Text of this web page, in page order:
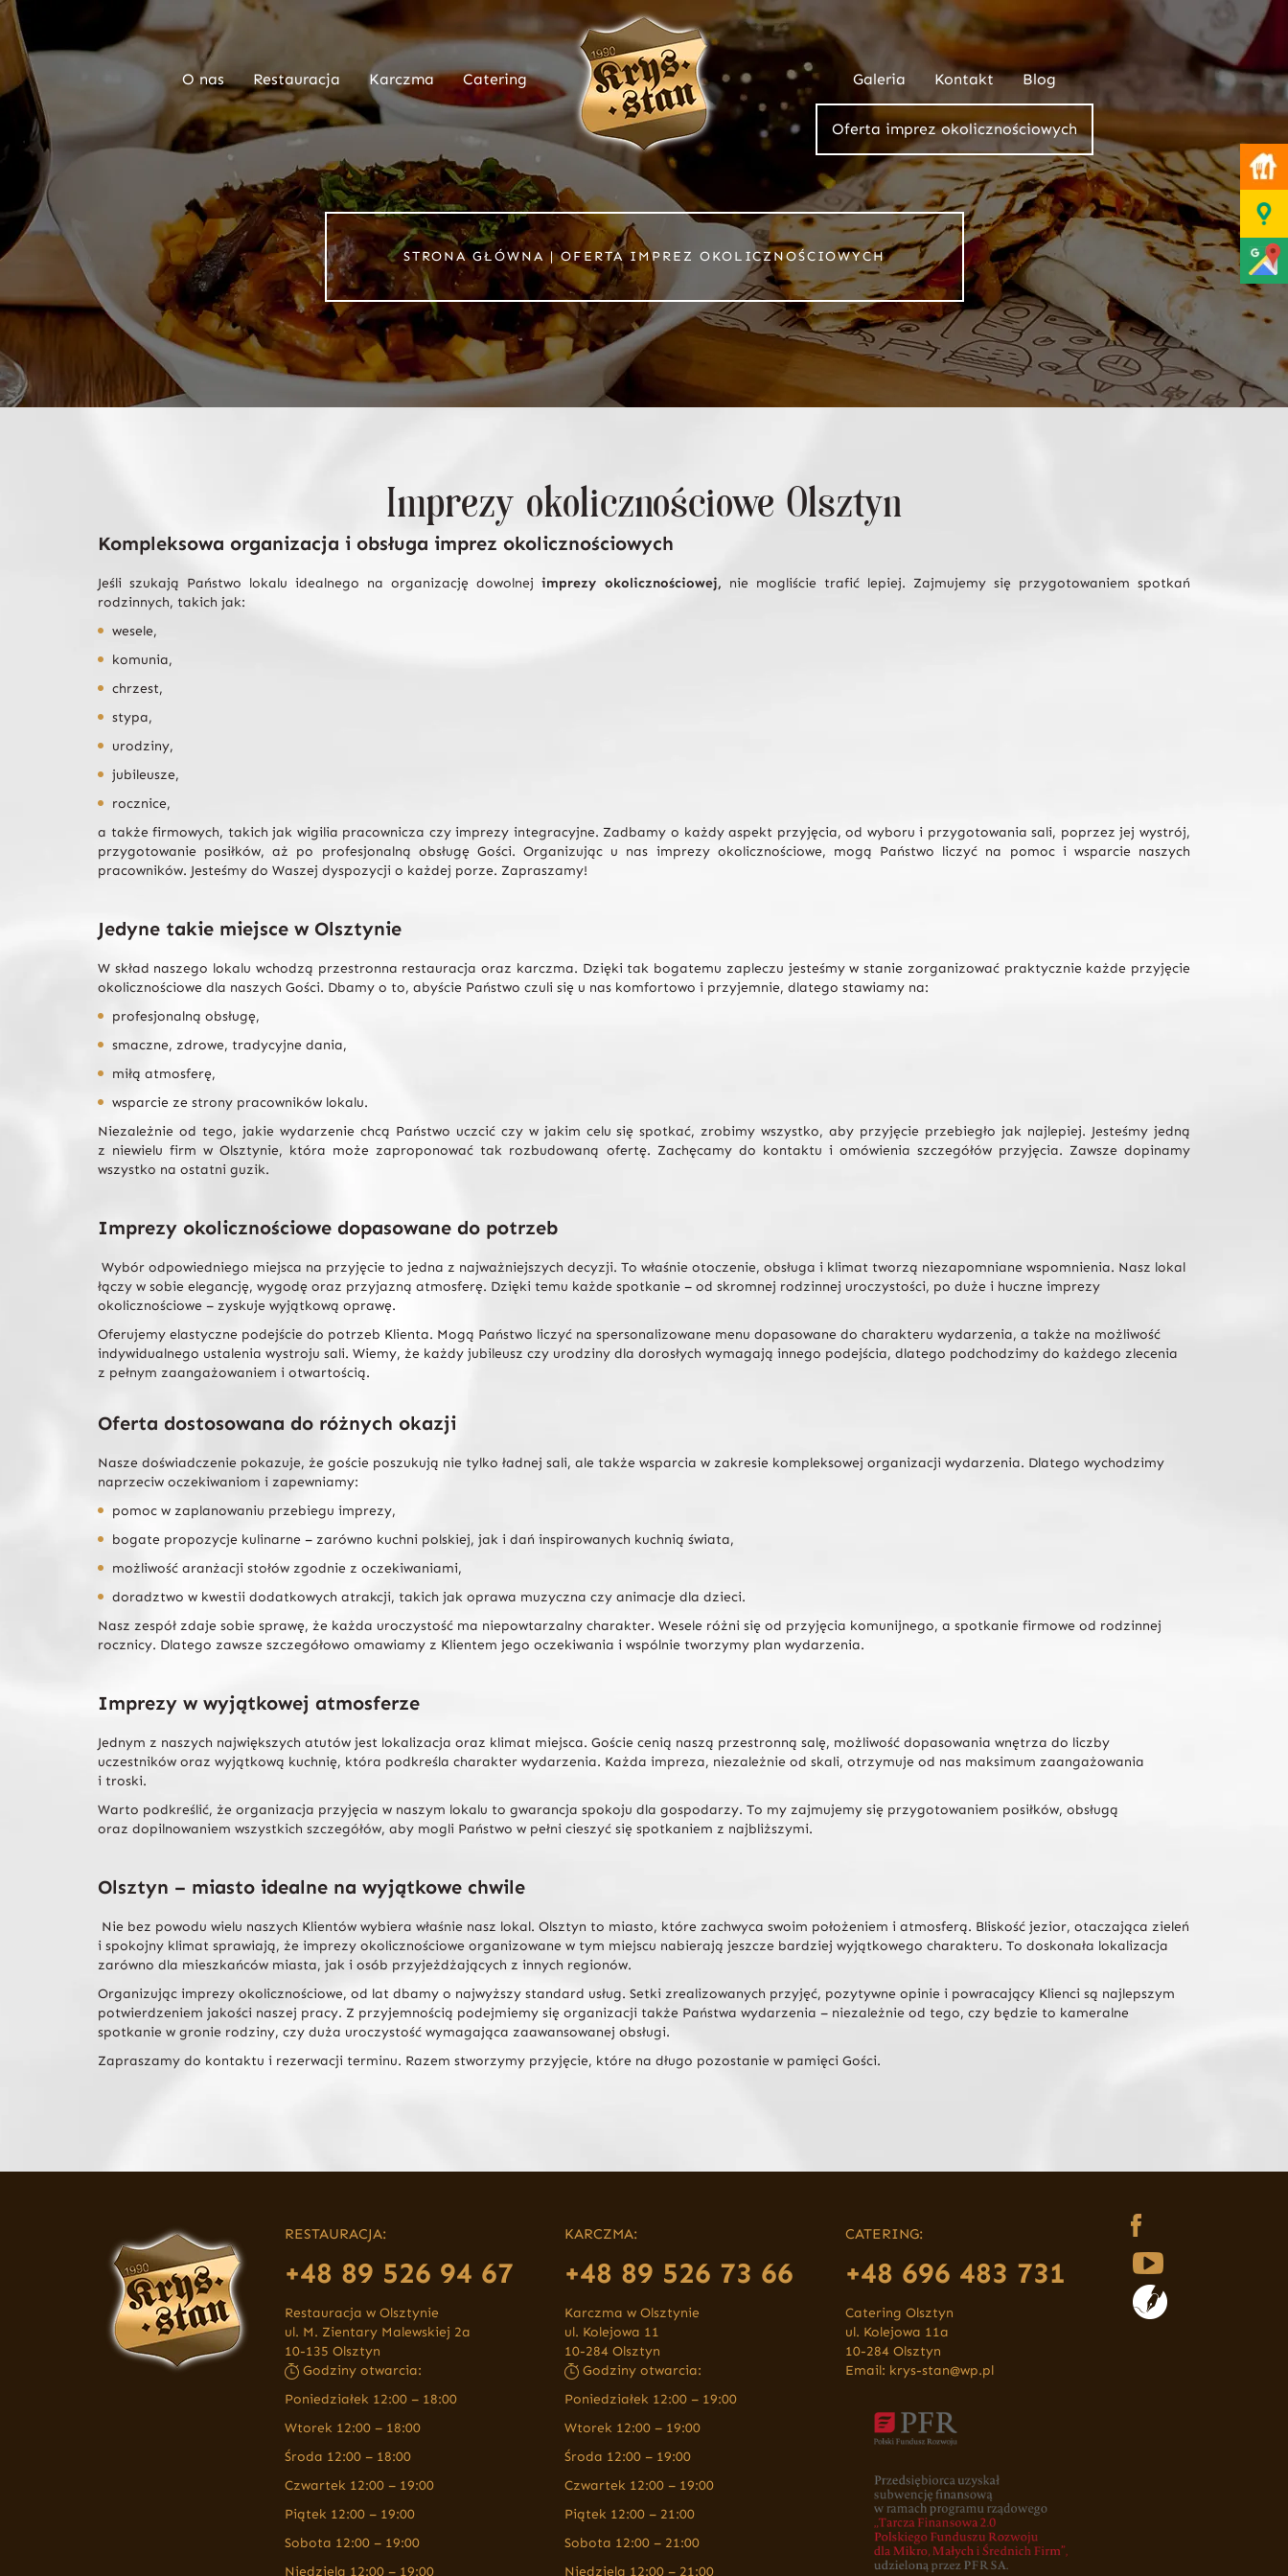
O nas Restauracja Karczma Catering Galeria Kontakt Blog
Oferta imprez okolicznościowych
STRONA GŁÓWNA |OFERTA IMPREZ OKOLICZNOŚCIOWYCH
Imprezy okolicznościowe Olsztyn
Kompleksowa organizacja i obsługa imprez okolicznościowych
Jeśli szukają Państwo lokalu idealnego na organizację dowolnejimprezy okolicznościowej, nie mogliście trafić lepiej. Zajmujemy się przygotowaniem spotkań
rodzinnych, takich jak:
wesele,
komunia,
chrzest,
stypa,
urodziny,
jubileusze,
rocznice,
a także firmowych, takich jak wigilia pracownicza czy imprezy integracyjne. Zadbamy o każdy aspekt przyjęcia, od wyboru i przygotowania sali, poprzez jej wystrój,
przygotowanie posiłków, aż po profesjonalną obsługę Gości. Organizując u nas imprezy okolicznościowe, mogą Państwo liczyć na pomoc i wsparcie naszych
pracowników. Jesteśmy do Waszej dyspozycji o każdej porze. Zapraszamy!
Jedyne takie miejsce w Olsztynie
W skład naszego lokalu wchodzą przestronna restauracja oraz karczma. Dzięki tak bogatemu zapleczu jesteśmy w stanie zorganizować praktycznie każde przyjęcie
okolicznościowe dla naszych Gości. Dbamy o to, abyście Państwo czuli się u nas komfortowo i przyjemnie, dlatego stawiamy na:
profesjonalną obsługę,
smaczne, zdrowe, tradycyjne dania,
miłą atmosferę,
wsparcie ze strony pracowników lokalu.
Niezależnie od tego, jakie wydarzenie chcą Państwo uczcić czy w jakim celu się spotkać, zrobimy wszystko, aby przyjęcie przebiegło jak najlepiej. Jesteśmy jedną
z niewielu firm w Olsztynie, która może zaproponować tak rozbudowaną ofertę. Zachęcamy do kontaktu i omówienia szczegółów przyjęcia. Zawsze dopinamy
wszystko na ostatni guzik.
Imprezy okolicznościowe dopasowane do potrzeb
Wybór odpowiedniego miejsca na przyjęcie to jedna z najważniejszych decyzji. To właśnie otoczenie, obsługa i klimat tworzą niezapomniane wspomnienia. Nasz lokal
łączy w sobie elegancję, wygodę oraz przyjazną atmosferę. Dzięki temu każde spotkanie – od skromnej rodzinnej uroczystości, po duże i huczne imprezy
okolicznościowe – zyskuje wyjątkową oprawę.
Oferujemy elastyczne podejście do potrzeb Klienta. Mogą Państwo liczyć na spersonalizowane menu dopasowane do charakteru wydarzenia, a także na możliwość
indywidualnego ustalenia wystroju sali. Wiemy, że każdy jubileusz czy urodziny dla dorosłych wymagają innego podejścia, dlatego podchodzimy do każdego zlecenia
z pełnym zaangażowaniem i otwartością.
Oferta dostosowana do różnych okazji
Nasze doświadczenie pokazuje, że goście poszukują nie tylko ładnej sali, ale także wsparcia w zakresie kompleksowej organizacji wydarzenia. Dlatego wychodzimy
naprzeciw oczekiwaniom i zapewniamy:
pomoc w zaplanowaniu przebiegu imprezy,
bogate propozycje kulinarne – zarówno kuchni polskiej, jak i dań inspirowanych kuchnią świata,
możliwość aranżacji stołów zgodnie z oczekiwaniami,
doradztwo w kwestii dodatkowych atrakcji, takich jak oprawa muzyczna czy animacje dla dzieci.
Nasz zespół zdaje sobie sprawę, że każda uroczystość ma niepowtarzalny charakter. Wesele różni się od przyjęcia komunijnego, a spotkanie firmowe od rodzinnej
rocznicy. Dlatego zawsze szczegółowo omawiamy z Klientem jego oczekiwania i wspólnie tworzymy plan wydarzenia.
Imprezy w wyjątkowej atmosferze
Jednym z naszych największych atutów jest lokalizacja oraz klimat miejsca. Goście cenią naszą przestronną salę, możliwość dopasowania wnętrza do liczby
uczestników oraz wyjątkową kuchnię, która podkreśla charakter wydarzenia. Każda impreza, niezależnie od skali, otrzymuje od nas maksimum zaangażowania
i troski.
Warto podkreślić, że organizacja przyjęcia w naszym lokalu to gwarancja spokoju dla gospodarzy. To my zajmujemy się przygotowaniem posiłków, obsługą
oraz dopilnowaniem wszystkich szczegółów, aby mogli Państwo w pełni cieszyć się spotkaniem z najbliższymi.
Olsztyn – miasto idealne na wyjątkowe chwile
Nie bez powodu wielu naszych Klientów wybiera właśnie nasz lokal. Olsztyn to miasto, które zachwyca swoim położeniem i atmosferą. Bliskość jezior, otaczająca zieleń
i spokojny klimat sprawiają, że imprezy okolicznościowe organizowane w tym miejscu nabierają jeszcze bardziej wyjątkowego charakteru. To doskonała lokalizacja
zarówno dla mieszkańców miasta, jak i osób przyjeżdżających z innych regionów.
Organizując imprezy okolicznościowe, od lat dbamy o najwyższy standard usług. Setki zrealizowanych przyjęć, pozytywne opinie i powracający Klienci są najlepszym
potwierdzeniem jakości naszej pracy. Z przyjemnością podejmiemy się organizacji także Państwa wydarzenia – niezależnie od tego, czy będzie to kameralne
spotkanie w gronie rodziny, czy duża uroczystość wymagająca zaawansowanej obsługi.
Zapraszamy do kontaktu i rezerwacji terminu. Razem stworzymy przyjęcie, które na długo pozostanie w pamięci Gości.
RESTAURACJA:
+48 89 526 94 67
Restauracja w Olsztynie
ul. M. Zientary Malewskiej 2a
10-135 Olsztyn
Godziny otwarcia:
Poniedziałek 12:00 – 18:00
Wtorek 12:00 – 18:00
Środa 12:00 – 18:00
Czwartek 12:00 – 19:00
Piątek 12:00 – 19:00
Sobota 12:00 – 19:00
Niedziela 12:00 – 19:00
KARCZMA:
+48 89 526 73 66
Karczma w Olsztynie
ul. Kolejowa 11
10-284 Olsztyn
Godziny otwarcia:
Poniedziałek 12:00 – 19:00
Wtorek 12:00 – 19:00
Środa 12:00 – 19:00
Czwartek 12:00 – 19:00
Piątek 12:00 – 21:00
Sobota 12:00 – 21:00
Niedziela 12:00 – 21:00
CATERING:
+48 696 483 731
Catering Olsztyn
ul. Kolejowa 11a
10-284 Olsztyn
Email: krys-stan@wp.pl